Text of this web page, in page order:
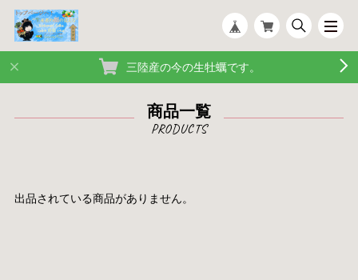
三陸産の今の生牡蠣です。
商品一覧
出品されている商品がありません。